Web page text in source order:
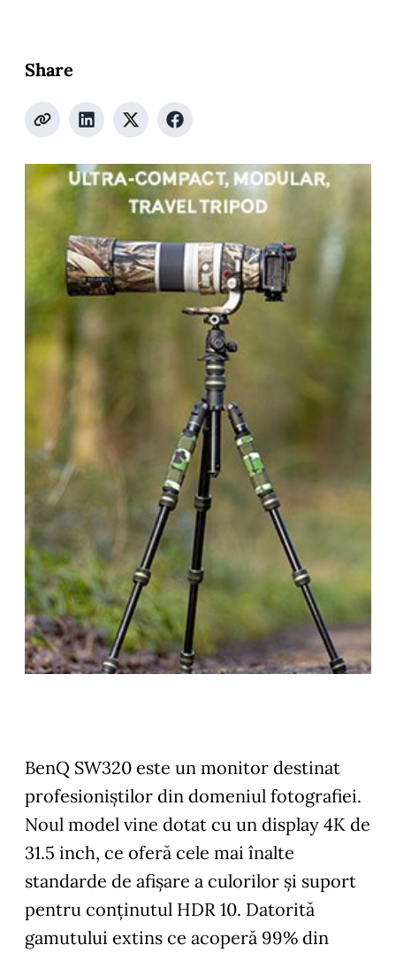
Share
BenQ SW320 este un monitor destinat
profesioniștilor din domeniul fotografiei.
Noul model vine dotat cu un display 4K de
31.5 inch, ce oferă cele mai înalte
standarde de afișare a culorilor și suport
pentru conținutul HDR 10. Datorită
gamutului extins ce acoperă 99% din